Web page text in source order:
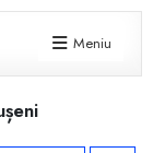
Meniu